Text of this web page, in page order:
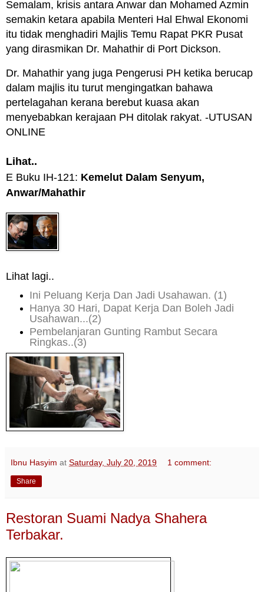
Semalam, krisis antara Anwar dan Mohamed Azmin
semakin ketara apabila Menteri Hal Ehwal Ekonomi
itu tidak menghadiri Majlis Temu Rapat PKR Pusat
yang dirasmikan Dr. Mahathir di Port Dickson.
Dr. Mahathir yang juga Pengerusi PH ketika berucap
dalam majlis itu turut mengingatkan bahawa
pertelagahan kerana berebut kuasa akan
menyebabkan kerajaan PH ditolak rakyat. -UTUSAN
ONLINE
Lihat..
E Buku IH-121: Kemelut Dalam Senyum,
Anwar/Mahathir
Lihat lagi..
Ini Peluang Kerja Dan Jadi Usahawan. (1)
Hanya 30 Hari, Dapat Kerja Dan Boleh Jadi
Usahawan...(2)
Pembelanjaran Gunting Rambut Secara
Ringkas..(3)
Ibnu Hasyim at Saturday, July 20, 2019 1 comment:
Share
Restoran Suami Nadya Shahera
Terbakar.